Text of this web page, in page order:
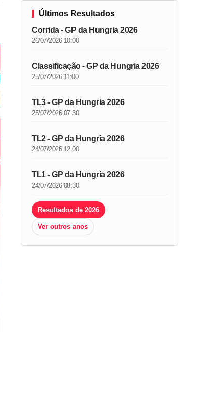
Últimos Resultados
Corrida - GP da Hungria 2026
26/07/2026 10:00
Classificação - GP da Hungria 2026
25/07/2026 11:00
TL3 - GP da Hungria 2026
25/07/2026 07:30
TL2 - GP da Hungria 2026
24/07/2026 12:00
TL1 - GP da Hungria 2026
24/07/2026 08:30
Resultados de 2026
Ver outros anos